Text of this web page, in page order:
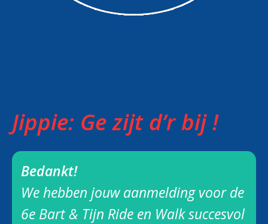
Jippie: Ge zijt d’r bij !
Bedankt!
We hebben jouw aanmelding voor de
6e Bart & Tijn Ride en Walksuccesvol